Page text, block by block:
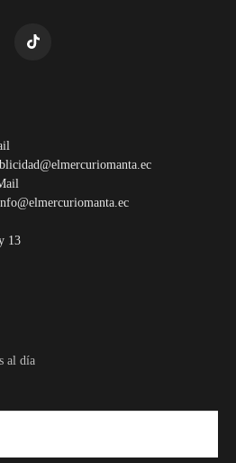
13
al día